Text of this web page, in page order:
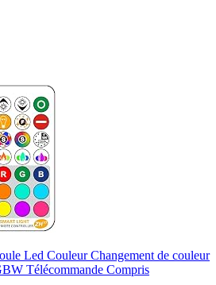
Led Couleur Changement de couleur
Télécommande Compris